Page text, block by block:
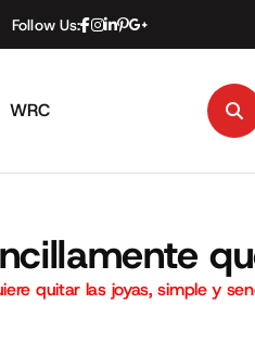
Follow Us:
WRC
quitar las joyas, simple y